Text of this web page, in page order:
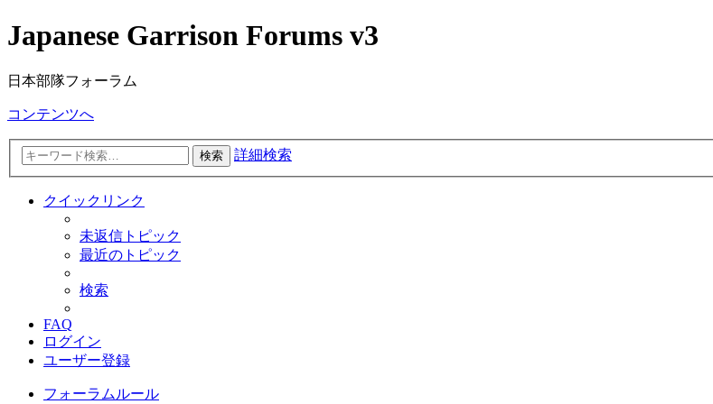
Japanese Garrison Forums v3
日本部隊フォーラム
コンテンツへ
検索 詳細検索
クイックリンク
未返信トピック
最近のトピック
検索
FAQ
ログイン
ユーザー登録
フォーラムルール